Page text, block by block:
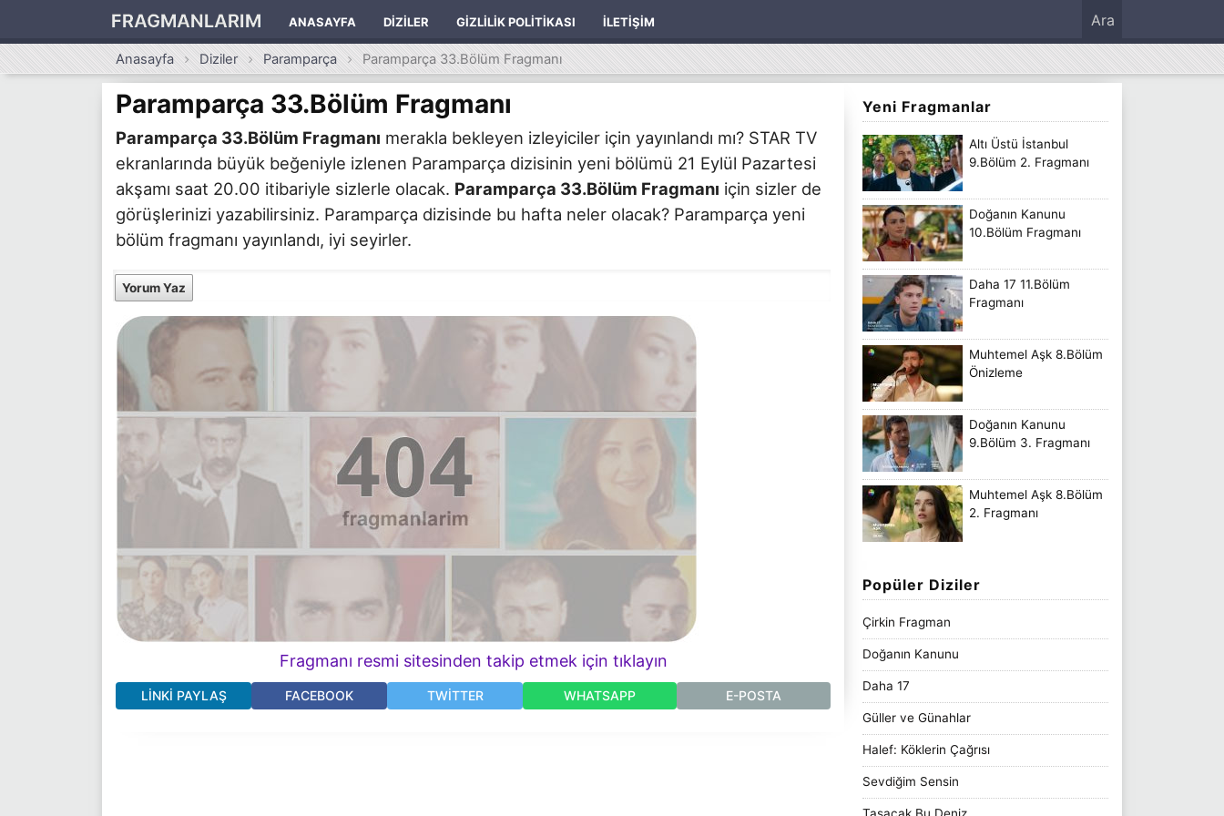
FRAGMANLARIM ANASAYFA DIZILER GIZLILIK POLITIKASI İLETIŞIM Ara
Anasayfa Diziler Paramparça Paramparça 33.Bölüm Fragmanı
Paramparça 33.Bölüm Fragmanı
Paramparça 33.Bölüm Fragmanı merakla bekleyen izleyiciler için yayınlandı mı? STAR TV
ekranlarında büyük beğeniyle izlenen Paramparça dizisinin yeni bölümü 21 Eylül Pazartesi
akşamı saat 20.00 itibariyle sizlerle olacak. Paramparça 33.Bölüm Fragmanı için sizler de
görüşlerinizi yazabilirsiniz. Paramparça dizisinde bu hafta neler olacak? Paramparça yeni
bölüm fragmanı yayınlandı, iyi seyirler.
Yorum Yaz
Fragmanı resmi sitesinden takip etmek için tıklayın
LINKI PAYLAŞ FACEBOOK TWITTER WHATSAPP E-POSTA
Yeni Fragmanlar
Altı Üstü İstanbul
9.Bölüm 2. Fragmanı
Doğanın Kanunu
10.Bölüm Fragmanı
Daha 17 11.Bölüm
Fragmanı
Muhtemel Aşk 8.Bölüm
Önizleme
Doğanın Kanunu
9.Bölüm 3. Fragmanı
Muhtemel Aşk 8.Bölüm
2. Fragmanı
Popüler Diziler
Çirkin Fragman
Doğanın Kanunu
Daha 17
Güller ve Günahlar
Halef: Köklerin Çağrısı
Sevdiğim Sensin
Taşacak Bu Deniz